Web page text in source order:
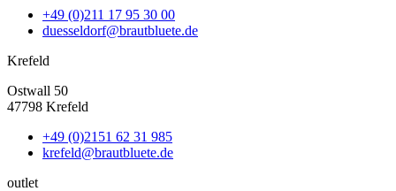
+49 (0)211 17 95 30 00
duesseldorf@brautbluete.de
Krefeld
Ostwall 50
47798 Krefeld
+49 (0)2151 62 31 985
krefeld@brautbluete.de
outlet